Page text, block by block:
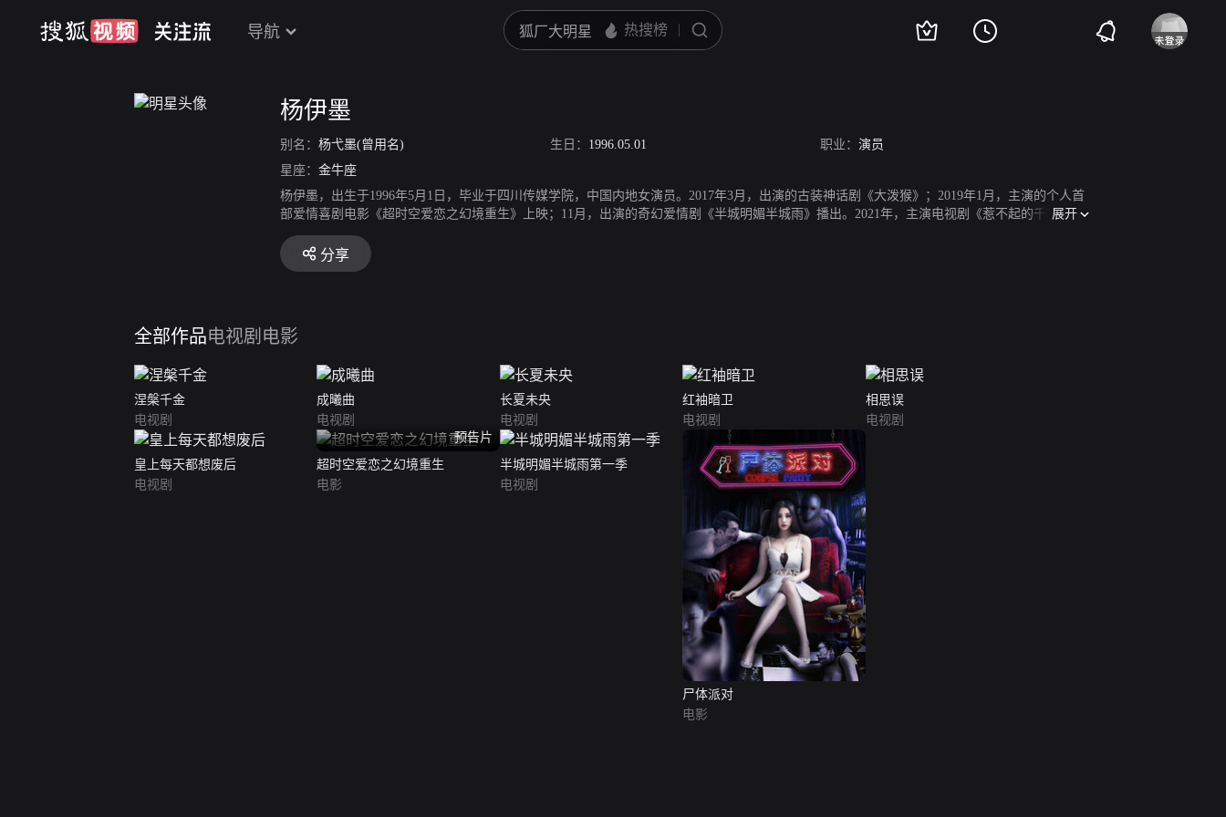
导航
杨伊墨
别名： 杨弋墨(曾用名) 生日： 1996.05.01 职业： 演员
星座： 金牛座
杨伊墨，出生于1996年5月1日，毕业于四川传媒学院，中国内地女演员。2017年3月，出演的古装神话剧《大泼猴》；2019年1月，主演的个人首
部爱情喜剧电影《超时空爱恋之幻境重生》上映；11月，出演的奇幻爱情剧《半城明媚半城雨》播出。2021年，主演电视剧《惹不起的千岁大
人》。
展开
分享
全部作品电视剧 电影
涅槃千金
电视剧
成曦曲
电视剧
长夏未央
电视剧
红袖暗卫
电视剧
相思误
电视剧
皇上每天都想废后
电视剧
预告片
超时空爱恋之幻境重生
电影
半城明媚半城雨第一季
电视剧
尸体派对
电影